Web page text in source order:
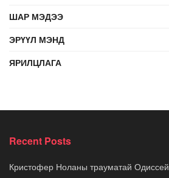
ШАР МЭДЭЭ
ЭРҮҮЛ МЭНД
ЯРИЛЦЛАГА
Recent Posts
Кристофер Ноланы трауматай Одиссей